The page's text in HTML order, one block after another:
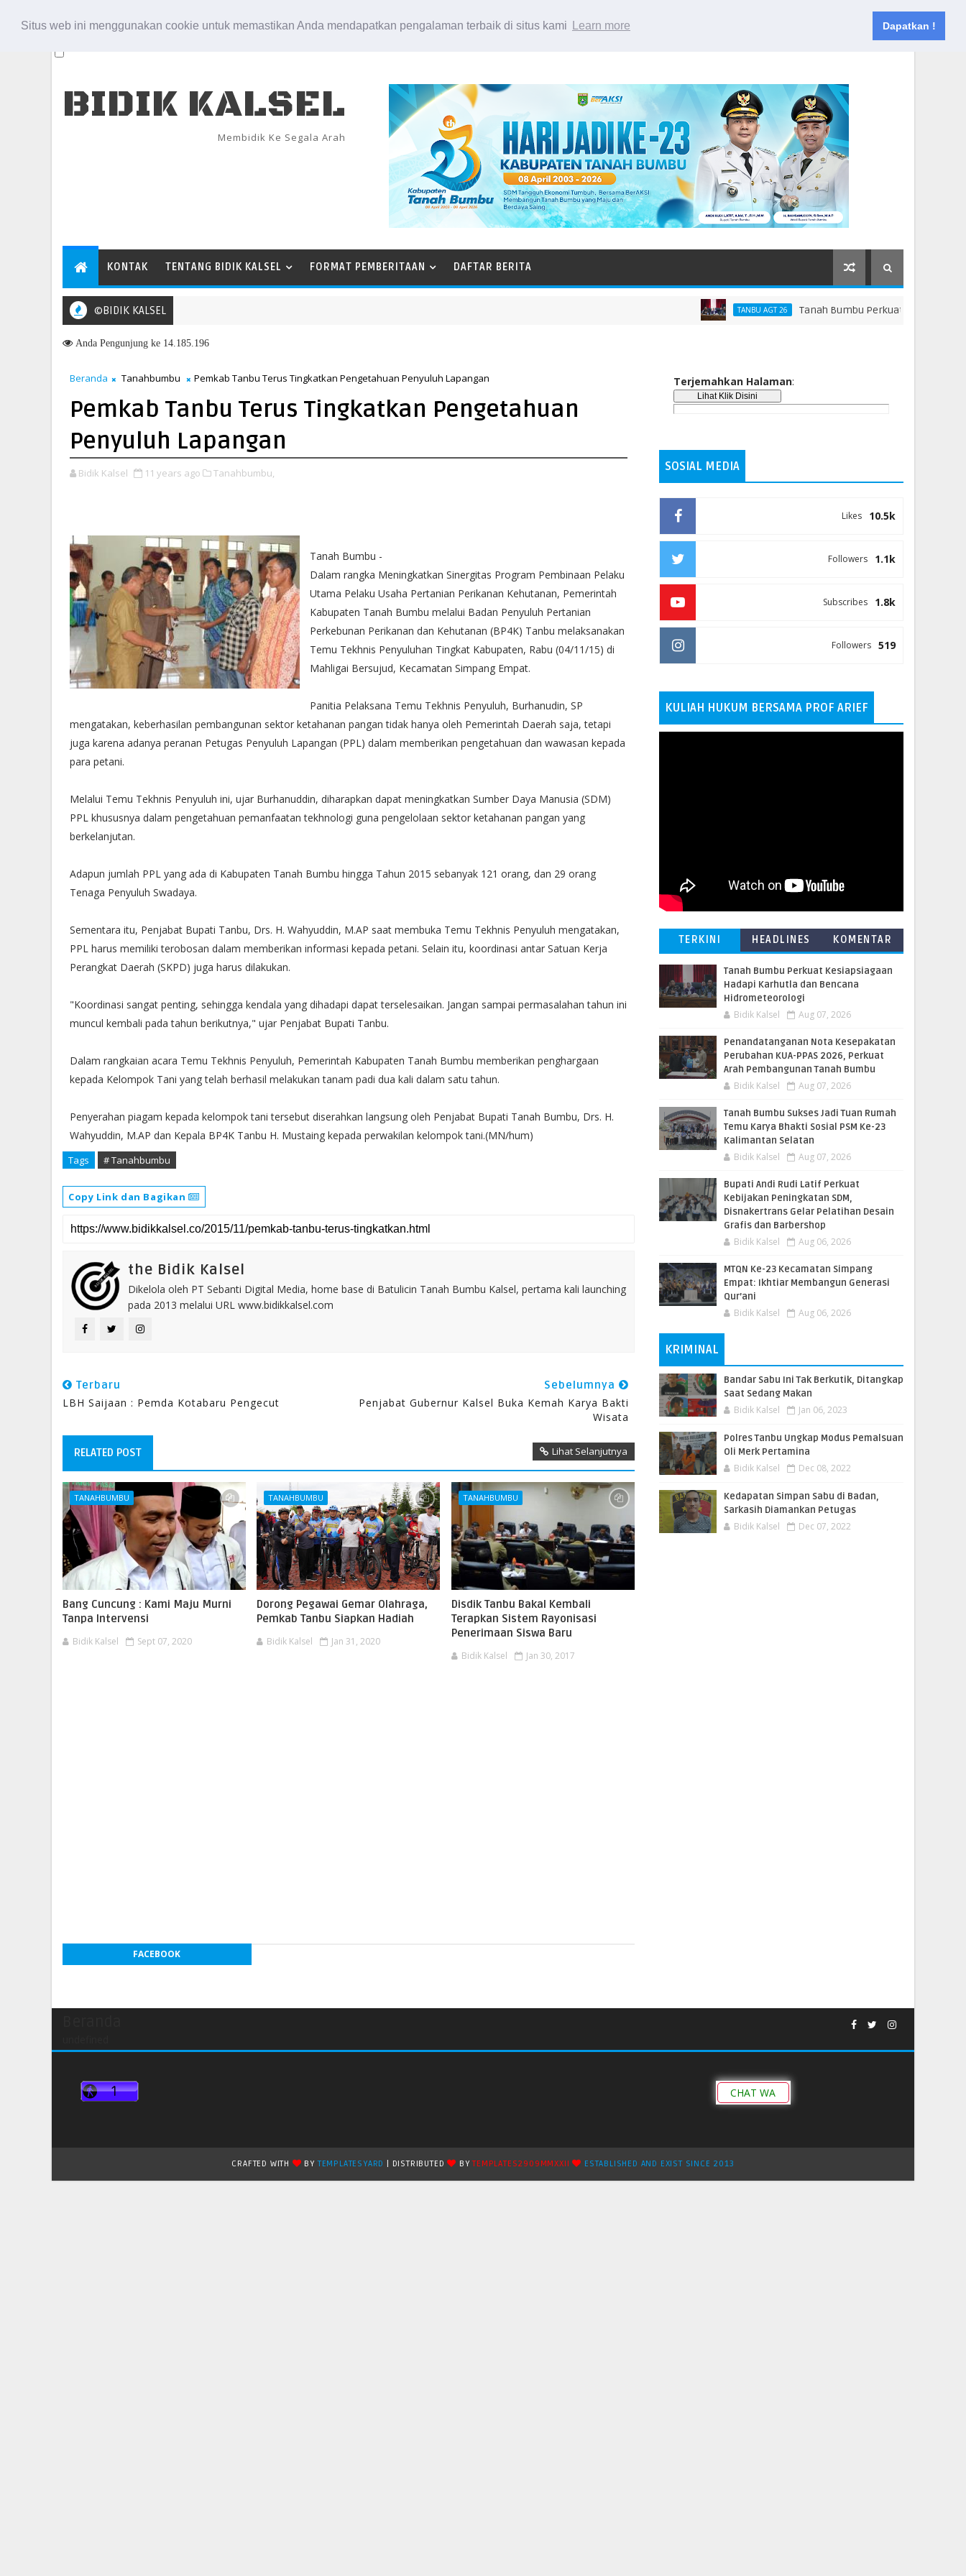
Situs web ini menggunakan cookie untuk memastikan Anda mendapatkan pengalaman terbaik di situs kami Learn more Dapatkan !
Kontak
BIDIK KALSEL
Membidik Ke Segala Arah
KONTAK TENTANG BIDIK KALSEL FORMAT PEMBERITAAN DAFTAR BERITA
©BIDIK KALSEL TANBU AGT 26 Tanah Bumbu Perkuat Kesiapsiagaan
MTQN Ke-23 Kecamatan Simpang Empat: Ikhtiar Membangun Generasi Qur’ani
Anda Pengunjung ke 14.185.196
Beranda Tanahbumbu ‪Pemkab Tanbu Terus Tingkatkan Pengetahuan Penyuluh Lapangan‬
‪Pemkab Tanbu Terus Tingkatkan Pengetahuan
Penyuluh Lapangan‬
Bidik Kalsel 11 years ago Tanahbumbu,
Tanah Bumbu -
Dalam rangka Meningkatkan Sinergitas Program Pembinaan Pelaku
Utama Pelaku Usaha Pertanian Perikanan Kehutanan, Pemerintah
Kabupaten Tanah Bumbu melalui Badan Penyuluh Pertanian
Perkebunan Perikanan dan Kehutanan (BP4K) Tanbu melaksanakan
Temu Tekhnis Penyuluhan Tingkat Kabupaten, Rabu (04/11/15) di
Mahligai Bersujud, Kecamatan Simpang Empat.‬
‪Panitia Pelaksana Temu Tekhnis Penyuluh, Burhanudin, SP
mengatakan, keberhasilan pembangunan sektor ketahanan pangan tidak hanya oleh Pemerintah Daerah saja, tetapi
juga karena adanya peranan Petugas Penyuluh Lapangan (PPL) dalam memberikan pengetahuan dan wawasan kepada
para petani.‬
‪Melalui Temu Tekhnis Penyuluh ini, ujar Burhanuddin, diharapkan dapat meningkatkan Sumber Daya Manusia (SDM)
PPL khususnya dalam pengetahuan pemanfaatan tekhnologi guna pengelolaan sektor ketahanan pangan yang
berkelanjutan.‬
‪Adapun jumlah PPL yang ada di Kabupaten Tanah Bumbu hingga Tahun 2015 sebanyak 121 orang, dan 29 orang
Tenaga Penyuluh Swadaya.‬
‪Sementara itu, Penjabat Bupati Tanbu, Drs. H. Wahyuddin, M.AP saat membuka Temu Tekhnis Penyuluh mengatakan,
PPL harus memiliki terobosan dalam memberikan informasi kepada petani. Selain itu, koordinasi antar Satuan Kerja
Perangkat Daerah (SKPD) juga harus dilakukan.‬
‪"Koordinasi sangat penting, sehingga kendala yang dihadapi dapat terselesaikan. Jangan sampai permasalahan tahun ini
muncul kembali pada tahun berikutnya," ujar Penjabat Bupati Tanbu.‬
‪Dalam rangkaian acara Temu Tekhnis Penyuluh, Pemerintah Kabupaten Tanah Bumbu memberikan penghargaan
kepada Kelompok Tani yang telah berhasil melakukan tanam padi dua kali dalam satu tahun.‬
‪Penyerahan piagam kepada kelompok tani tersebut diserahkan langsung oleh Penjabat Bupati Tanah Bumbu, Drs. H.
Wahyuddin, M.AP dan Kepala BP4K Tanbu H. Mustaing kepada perwakilan kelompok tani.(MN/hum)‬
Tags # Tanahbumbu
Copy Link dan Bagikan
the Bidik Kalsel
Dikelola oleh PT Sebanti Digital Media, home base di Batulicin Tanah Bumbu Kalsel, pertama kali launching
pada 2013 melalui URL www.bidikkalsel.com
Terbaru
LBH Saijaan : Pemda Kotabaru Pengecut
Sebelumnya
Penjabat Gubernur Kalsel Buka Kemah Karya Bakti
Wisata
RELATED POST Lihat Selanjutnya
TANAHBUMBU
Bang Cuncung : Kami Maju Murni
Tanpa Intervensi
Bidik Kalsel Sept 07, 2020
TANAHBUMBU
Dorong Pegawai Gemar Olahraga,
Pemkab Tanbu Siapkan Hadiah
Bidik Kalsel Jan 31, 2020
TANAHBUMBU
Disdik Tanbu Bakal Kembali
Terapkan Sistem Rayonisasi
Penerimaan Siswa Baru
Bidik Kalsel Jan 30, 2017
FACEBOOK
Terjemahkan Halaman:
SOSIAL MEDIA
10.5k
Likes
1.1k
Followers
1.8k
Subscribes
519
Followers
KULIAH HUKUM BERSAMA PROF ARIEF
TERKINI HEADLINES KOMENTAR
Tanah Bumbu Perkuat Kesiapsiagaan
Hadapi Karhutla dan Bencana
Hidrometeorologi
Bidik Kalsel Aug 07, 2026
Penandatanganan Nota Kesepakatan
Perubahan KUA-PPAS 2026, Perkuat
Arah Pembangunan Tanah Bumbu
Bidik Kalsel Aug 07, 2026
Tanah Bumbu Sukses Jadi Tuan Rumah
Temu Karya Bhakti Sosial PSM Ke-23
Kalimantan Selatan
Bidik Kalsel Aug 07, 2026
Bupati Andi Rudi Latif Perkuat
Kebijakan Peningkatan SDM,
Disnakertrans Gelar Pelatihan Desain
Grafis dan Barbershop
Bidik Kalsel Aug 06, 2026
MTQN Ke-23 Kecamatan Simpang
Empat: Ikhtiar Membangun Generasi
Qur’ani
Bidik Kalsel Aug 06, 2026
KRIMINAL
Bandar Sabu Ini Tak Berkutik, Ditangkap
Saat Sedang Makan
Bidik Kalsel Jan 06, 2023
Polres Tanbu Ungkap Modus Pemalsuan
Oli Merk Pertamina
Bidik Kalsel Dec 08, 2022
Kedapatan Simpan Sabu di Badan,
Sarkasih Diamankan Petugas
Bidik Kalsel Dec 07, 2022
CHAT WA
CRAFTED WITH BYTEMPLATESYARD | DISTRIBUTED BYTEMPLATES2909MMXXII ESTABLISHED AND EXIST SINCE 2013